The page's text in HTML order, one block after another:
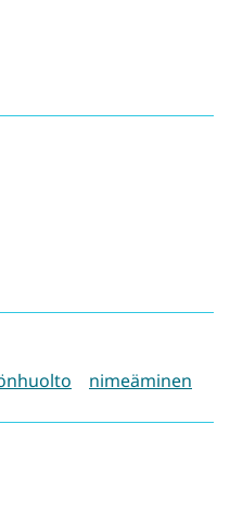
nimeäminen